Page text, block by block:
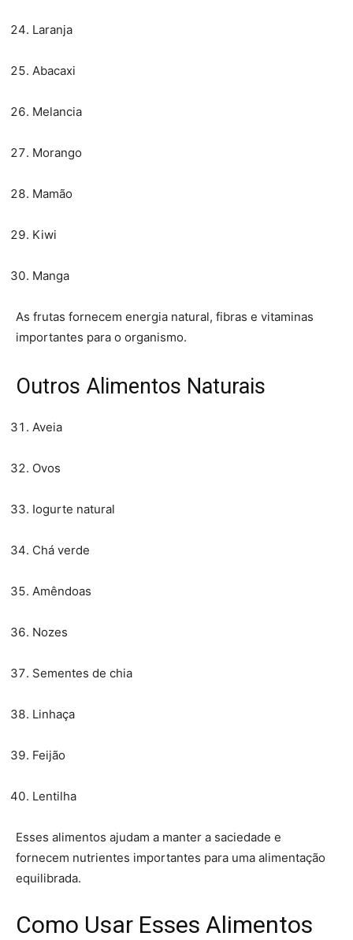
Laranja
Abacaxi
Melancia
Morango
Mamão
Kiwi
Manga
As frutas fornecem energia natural, fibras e vitaminas
importantes para o organismo.
Outros Alimentos Naturais
Aveia
Ovos
Iogurte natural
Chá verde
Amêndoas
Nozes
Sementes de chia
Linhaça
Feijão
Lentilha
Esses alimentos ajudam a manter a saciedade e
fornecem nutrientes importantes para uma alimentação
equilibrada.
Como Usar Esses Alimentos